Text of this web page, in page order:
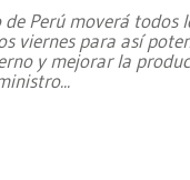
de Perú moverá todos
viernes para así
y mejorar la
...